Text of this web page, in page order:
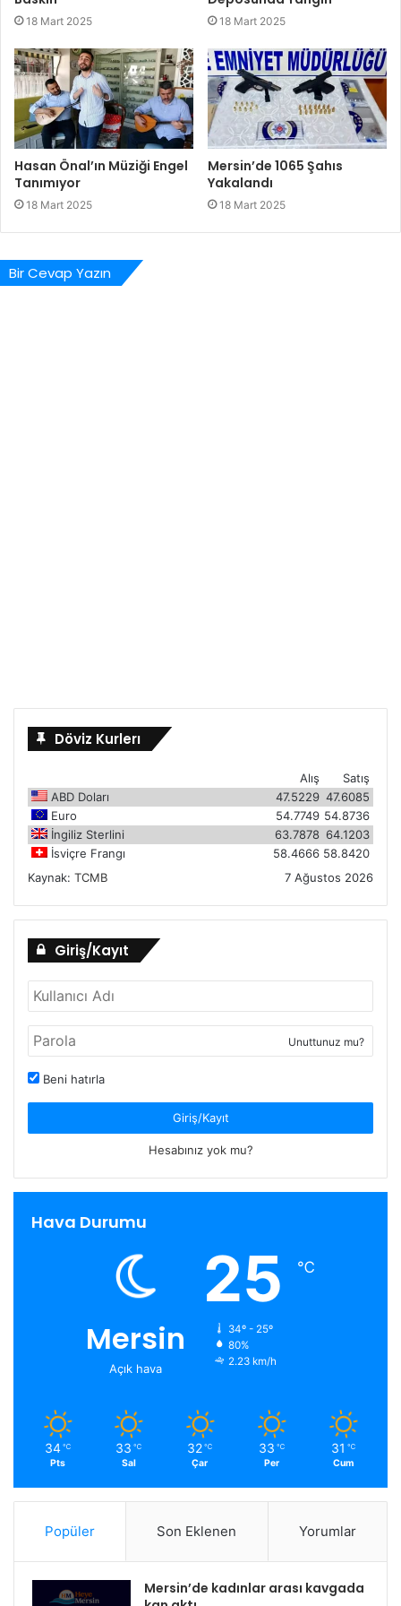
18 Mart 2025 18 Mart 2025
Hasan Önal’ın Müziği Engel
Tanımıyor
18 Mart 2025
Mersin’de 1065 Şahıs
Yakalandı
18 Mart 2025
Bir Cevap Yazın
Döviz Kurlerı
Satış
Alış
ABD Doları
47.6085
47.5229
Euro
54.8736
54.7749
İngiliz Sterlini
64.1203
63.7878
İsviçre Frangı
58.8420
58.4666
Kaynak: TCMB 7 Ağustos 2026
Giriş/Kayıt
Unuttunuz mu?
Beni hatırla
Giriş/Kayıt
Hesabınız yok mu?
Hava Durumu
Mersin
Açık hava
25 ℃
34º - 25º
80%
2.23 km/h
34 ℃
Pts
33 ℃
Sal
32 ℃
Çar
33 ℃
Per
31 ℃
Cum
Popüler Son Eklenen Yorumlar
Mersin’de kadınlar arası kavgada